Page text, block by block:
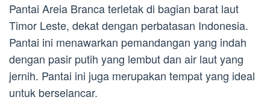
Pantai Areia Branca terletak di bagian barat laut
Timor Leste, dekat dengan perbatasan Indonesia.
Pantai ini menawarkan pemandangan yang indah
dengan pasir putih yang lembut dan air laut yang
jernih. Pantai ini juga merupakan tempat yang ideal
untuk berselancar.